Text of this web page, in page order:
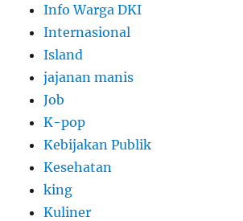
Info Warga DKI
Internasional
Island
jajanan manis
Job
K-pop
Kebijakan Publik
Kesehatan
king
Kuliner